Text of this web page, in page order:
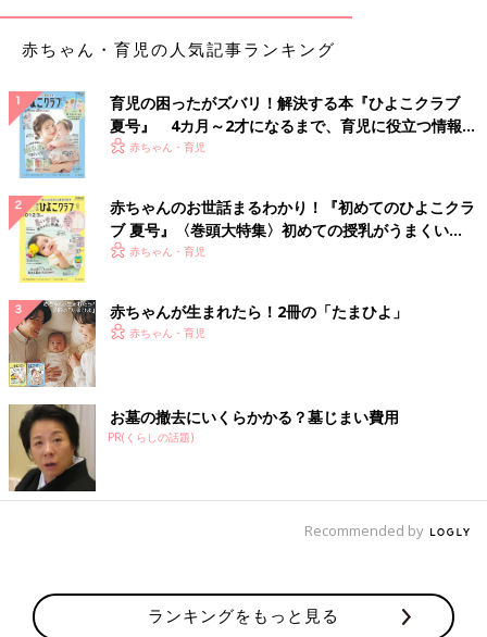
赤ちゃん・育児の人気記事ランキング
育児の困ったがズバリ！解決する本『ひよこクラブ
夏号』 4カ月～2才になるまで、育児に役立つ情報が
いっぱい！
赤ちゃん・育児
赤ちゃんのお世話まるわかり！『初めてのひよこクラ
ブ 夏号』〈巻頭大特集〉初めての授乳がうまくい
く！ おっぱい・ミルクの基本と夏のトラブル 解決テ
赤ちゃん・育児
赤ちゃんが生まれたら！2冊の「たまひよ」
赤ちゃん・育児
お墓の撤去にいくらかかる？墓じまい費用
PR(くらしの話題)
Recommended by
ランキングをもっと見る